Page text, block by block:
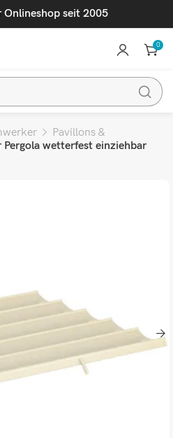
Onlineshop seit 2005
0
Pavillons &
Pergola wetterfest einziehbar